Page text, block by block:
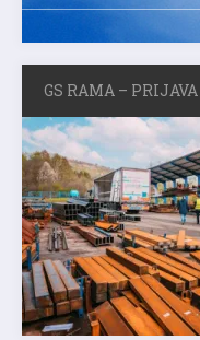
GS RAMA –